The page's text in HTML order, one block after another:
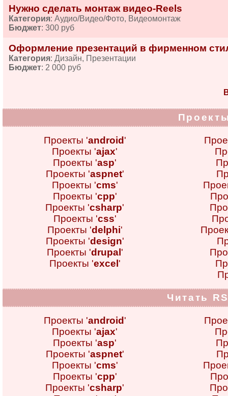
Нужно сделать монтаж видео-Reels
Категория: Аудио/Видео/Фото, Видеомонтаж
Бюджет: 300 руб
Оформление презентаций в фирменном
Категория: Дизайн, Презентации
Бюджет: 2 000 руб
Проекты 'android '
Проекты 'ajax'
Проекты 'asp'
Проекты 'aspnet'
Проекты 'cms'
Проекты 'cpp'
Проекты 'csharp'
Проекты 'css'
Проекты 'delphi'
Проекты 'design'
Проекты 'drupal '
Проекты 'excel '
Читать
Проекты 'android '
Проекты 'ajax'
Проекты 'asp'
Проекты 'aspnet'
Проекты 'cms'
Проекты 'cpp'
Проекты 'csharp'